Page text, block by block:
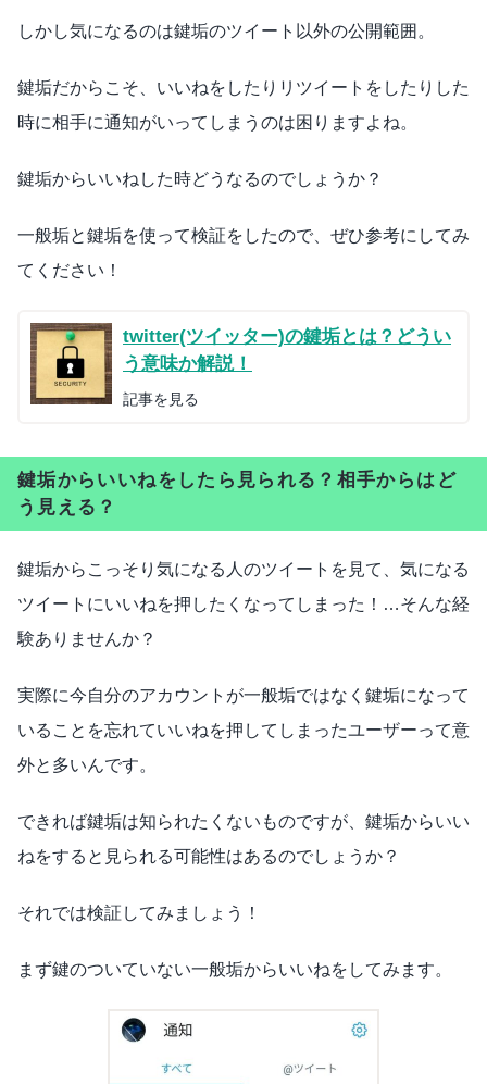
しかし気になるのは鍵垢のツイート以外の公開範囲。
鍵垢だからこそ、いいねをしたりリツイートをしたりした
時に相手に通知がいってしまうのは困りますよね。
鍵垢からいいねした時どうなるのでしょうか？
一般垢と鍵垢を使って検証をしたので、ぜひ参考にしてみ
てください！
twitter(ツイッター)の鍵垢とは？どうい
う意味か解説！
記事を見る
鍵垢からいいねをしたら見られる？相手からはど
う見える？
鍵垢からこっそり気になる人のツイートを見て、気になる
ツイートにいいねを押したくなってしまった！…そんな経
験ありませんか？
実際に今自分のアカウントが一般垢ではなく鍵垢になって
いることを忘れていいねを押してしまったユーザーって意
外と多いんです。
できれば鍵垢は知られたくないものですが、鍵垢からいい
ねをすると見られる可能性はあるのでしょうか？
それでは検証してみましょう！
まず鍵のついていない一般垢からいいねをしてみます。